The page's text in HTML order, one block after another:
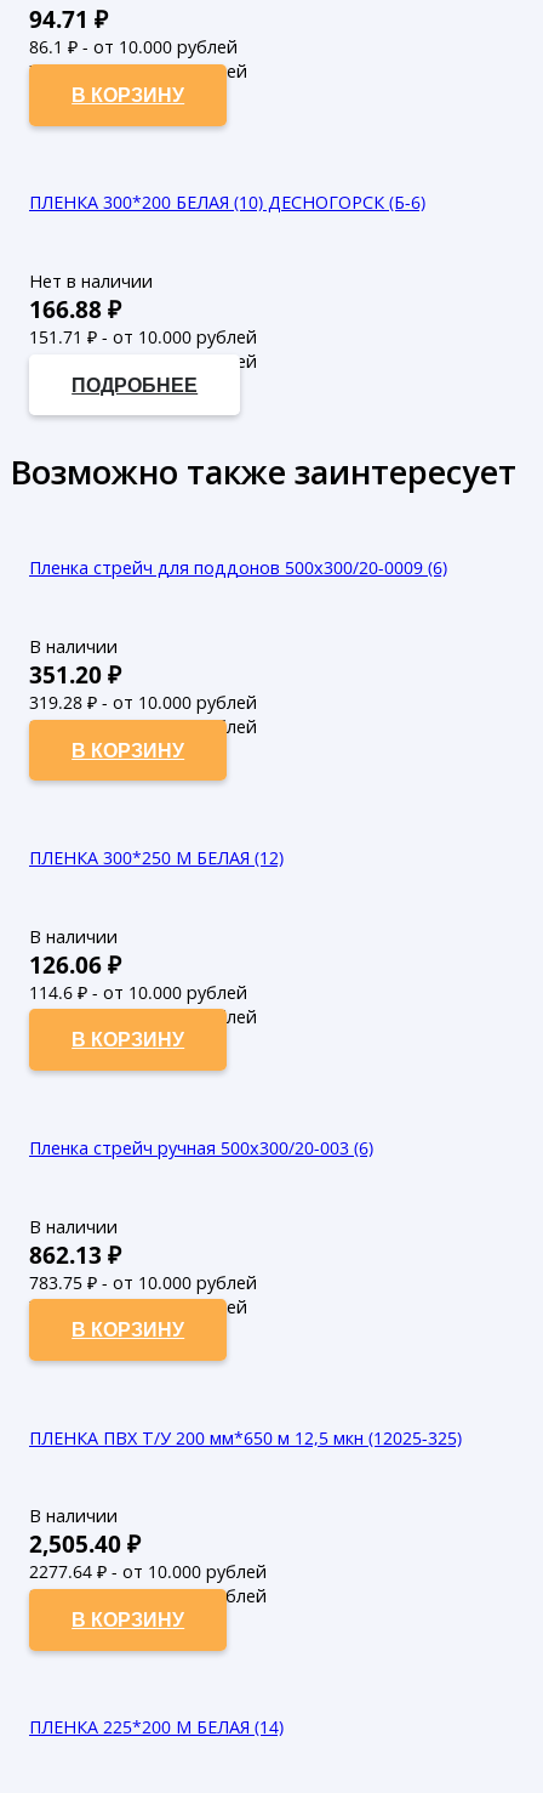
94.71 ₽
86.1 ₽ - от 10.000 рублей
78.27₽ - от 50.000 рублей
В КОРЗИНУ
ПЛЕНКА 300*200 БЕЛАЯ (10) ДЕСНОГОРСК (Б-6)
Нет в наличии
166.88₽
151.71 ₽ - от 10.000 рублей
₽ - от 50.000 рублей
ПОДРОБНЕЕ
Возможно также заинтересует
Пленка стрейч для поддонов 500х300/20-0009 (6)
В наличии
351.20₽
319.28 ₽ - от 10.000 рублей
290.25₽ - от 50.000 рублей
В КОРЗИНУ
ПЛЕНКА 300*250 М БЕЛАЯ (12)
В наличии
126.06₽
114.6 ₽ - от 10.000 рублей
104.18₽ - от 50.000 рублей
В КОРЗИНУ
Пленка стрейч ручная 500х300/20-003 (6)
В наличии
862.13 ₽
783.75 ₽ - от 10.000 рублей
712.5₽ - от 50.000 рублей
В КОРЗИНУ
ПЛЕНКА ПВХ Т/У 200 мм*650 м 12,5 мкн (12025-325)
В наличии
2,505.40₽
2277.64 ₽ - от 10.000 рублей
2070.58₽ - от 50.000 рублей
В КОРЗИНУ
ПЛЕНКА 225*200 М БЕЛАЯ (14)